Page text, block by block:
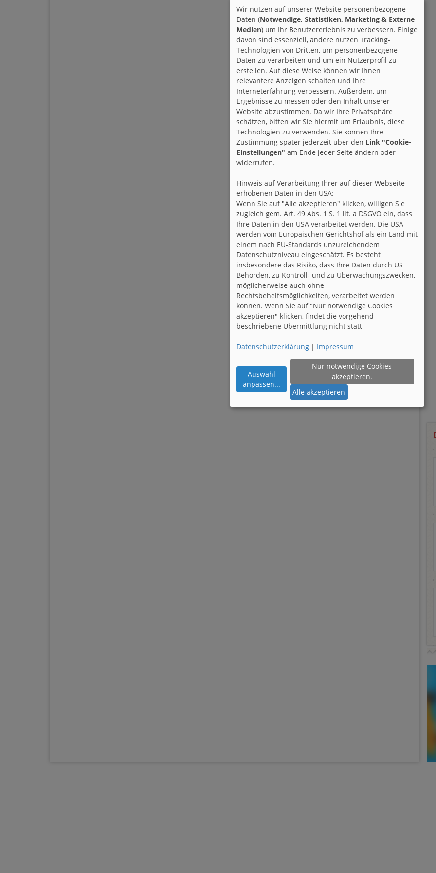
Wir nutzen auf unserer Website personenbezogene
Daten (Notwendige, Statistiken, Marketing & Externe
Medien) um Ihr Benutzererlebnis zu verbessern. Einige
davon sind essenziell, andere nutzen Tracking-
Technologien von Dritten, um personenbezogene
Daten zu verarbeiten und um ein Nutzerprofil zu
erstellen. Auf diese Weise können wir Ihnen
relevantere Anzeigen schalten und Ihre
Interneterfahrung verbessern. Außerdem, um
Ergebnisse zu messen oder den Inhalt unserer
Website abzustimmen. Da wir Ihre Privatsphäre
schätzen, bitten wir Sie hiermit um Erlaubnis, diese
Technologien zu verwenden. Sie können Ihre
Zustimmung später jederzeit über den Link "Cookie-
Einstellungen" am Ende jeder Seite ändern oder
widerrufen.
Hinweis auf Verarbeitung Ihrer auf dieser Webseite
erhobenen Daten in den USA:
Wenn Sie auf "Alle akzeptieren" klicken, willigen Sie
zugleich gem. Art. 49 Abs. 1 S. 1 lit. a DSGVO ein, dass
Ihre Daten in den USA verarbeitet werden. Die USA
werden vom Europäischen Gerichtshof als ein Land mit
einem nach EU-Standards unzureichendem
Datenschutzniveau eingeschätzt. Es besteht
insbesondere das Risiko, dass Ihre Daten durch US-
Behörden, zu Kontroll- und zu Überwachungszwecken,
möglicherweise auch ohne
Rechtsbehelfsmöglichkeiten, verarbeitet werden
können. Wenn Sie auf "Nur notwendige Cookies
akzeptieren" klicken, findet die vorgehend
beschriebene Übermittlung nicht statt.
Datenschutzerklärung | Impressum
Auswahl
anpassen...
Nur notwendige Cookies
akzeptieren.
Alle akzeptieren